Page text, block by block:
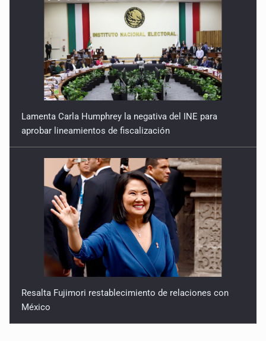
Lamenta Carla Humphrey la negativa del INE para
aprobar lineamientos de fiscalización
Resalta Fujimori restablecimiento de relaciones con
México